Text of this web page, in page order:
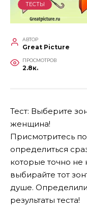
ТЕСТЫ
АВТОР
Great Picture
ПРОСМОТРОВ
2.8к.
Тест: Выберите
женщина!
Присмотритесь
определиться
которые точно не
выбирайте тот
душе.
результаты теста!